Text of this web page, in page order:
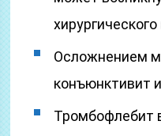
Осложнением
конъюнктивит
Тромбофлебит